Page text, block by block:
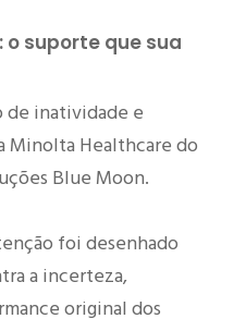
o suporte que sua
de inatividade e
Minolta Healthcare do
Blue Moon.
foi desenhado
a incerteza,
original dos